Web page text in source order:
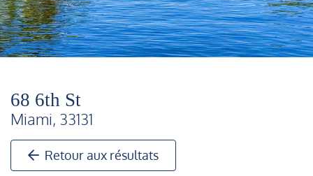
68 6th St
Miami, 33131
Retour aux résultats